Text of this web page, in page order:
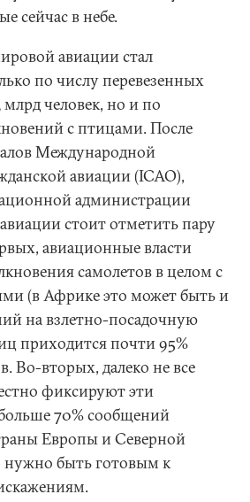
сейчас в небе.
авиации стал
по числу перевезенных
человек, но и по
с птицами. После
Международной
авиации (ICAO),
администрации
стоит отметить пару
авиационные власти
самолетов в целом с
(в Африке это может быть и
на взлетно-посадочную
приходится почти 95%
Во-вторых, далеко не все
фиксируют эти
70% сообщений
Европы и Северной
нужно быть готовым к